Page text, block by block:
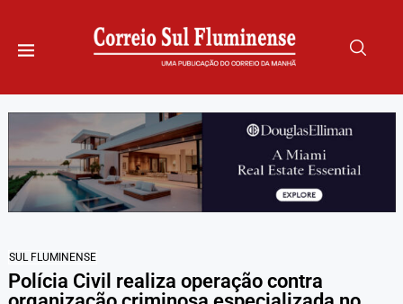
SUL FLUMINENSE
Polícia Civil realiza operação contra